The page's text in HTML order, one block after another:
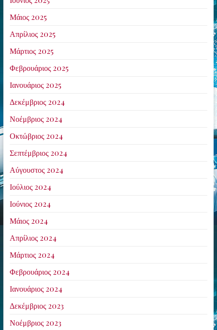
Μάιος 2025
Απρίλιος 2025
Μάρτιος 2025
Φεβρουάριος 2025
Ιανουάριος 2025
Δεκέμβριος 2024
Νοέμβριος 2024
Οκτώβριος 2024
Σεπτέμβριος 2024
Αύγουστος 2024
Ιούλιος 2024
Ιούνιος 2024
Μάιος 2024
Απρίλιος 2024
Μάρτιος 2024
Φεβρουάριος 2024
Ιανουάριος 2024
Δεκέμβριος 2023
Νοέμβριος 2023